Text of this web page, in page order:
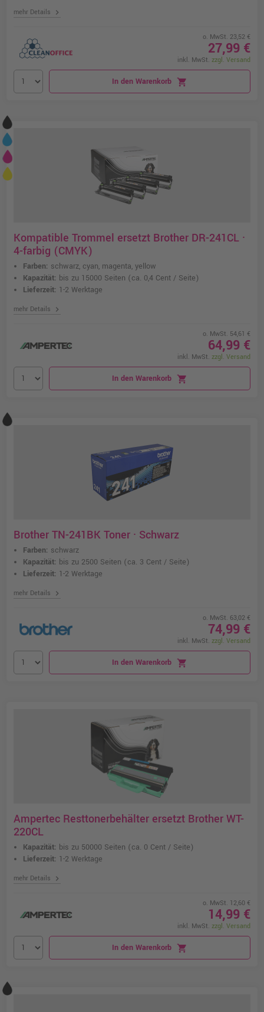
mehr Details chevron_right
o. MwSt. 23,52 €
27,99 €
inkl. MwSt. zzgl. Versand
In den Warenkorb shopping_cart
Kompatible Trommel ersetzt Brother DR-241CL ·
4-farbig (CMYK)
Farben: schwarz, cyan, magenta, yellow
Kapazität: bis zu 15000 Seiten (ca. 0,4 Cent / Seite)
Lieferzeit: 1-2 Werktage
mehr Details chevron_right
o. MwSt. 54,61 €
64,99 €
inkl. MwSt. zzgl. Versand
In den Warenkorb shopping_cart
Brother TN-241BK Toner · Schwarz
Farben: schwarz
Kapazität: bis zu 2500 Seiten (ca. 3 Cent / Seite)
Lieferzeit: 1-2 Werktage
mehr Details chevron_right
o. MwSt. 63,02 €
74,99 €
inkl. MwSt. zzgl. Versand
In den Warenkorb shopping_cart
Ampertec Resttonerbehälter ersetzt Brother WT-
220CL
Kapazität: bis zu 50000 Seiten (ca. 0 Cent / Seite)
Lieferzeit: 1-2 Werktage
mehr Details chevron_right
o. MwSt. 12,60 €
14,99 €
inkl. MwSt. zzgl. Versand
In den Warenkorb shopping_cart